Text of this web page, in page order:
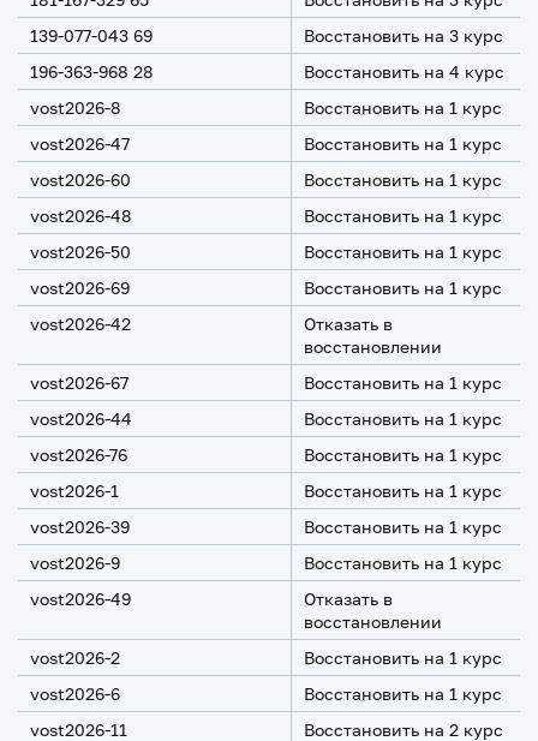
139-077-043 69
Восстановить на 3 курс
196-363-968 28
Восстановить на 4 курс
vost2026-8
Восстановить на 1 курс
vost2026-47
Восстановить на 1 курс
vost2026-60
Восстановить на 1 курс
vost2026-48
Восстановить на 1 курс
vost2026-50
Восстановить на 1 курс
vost2026-69
Восстановить на 1 курс
vost2026-42
Отказать в
восстановлении
vost2026-67
Восстановить на 1 курс
vost2026-44
Восстановить на 1 курс
vost2026-76
Восстановить на 1 курс
vost2026-1
Восстановить на 1 курс
vost2026-39
Восстановить на 1 курс
vost2026-9
Восстановить на 1 курс
vost2026-49
Отказать в
восстановлении
vost2026-2
Восстановить на 1 курс
vost2026-6
Восстановить на 1 курс
vost2026-11
Восстановить на 2 курс